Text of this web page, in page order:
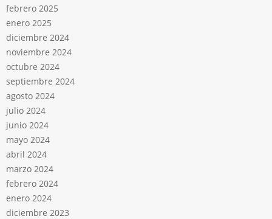
febrero 2025
enero 2025
diciembre 2024
noviembre 2024
octubre 2024
septiembre 2024
agosto 2024
julio 2024
junio 2024
mayo 2024
abril 2024
marzo 2024
febrero 2024
enero 2024
diciembre 2023